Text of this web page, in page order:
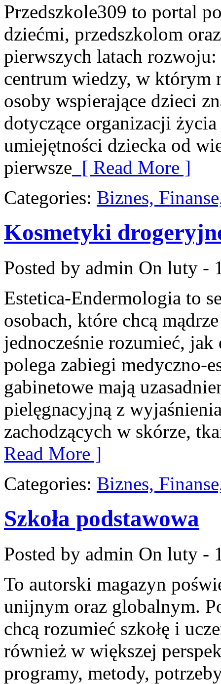
Przedszkole309 to portal
dziećmi, przedszkolom
pierwszych latach
centrum wiedzy, w którym
osoby wspierające dzieci
dotyczące organizacji
umiejętności dziecka od
pierwsze [ Read More ]
Categories: Biznes,
Kosmetyki
Posted by admin On luty -
Estetica-Endermologia to
osobach, które chcą
jednocześnie rozumieć,
polega zabiegi medyczno-
gabinetowe mają
pielęgnacyjną z
zachodzących w skórze,
Read More ]
Categories: Biznes,
Szkoła podstawowa
Posted by admin On luty -
To autorski magazyn
unijnym oraz globalnym.
chcą rozumieć szkołę i
również w większej
programy, metody,